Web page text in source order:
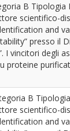
B Tipologia
scientifico-
and
presso il
I vincitori degli
proteine
B
scientifico-
and